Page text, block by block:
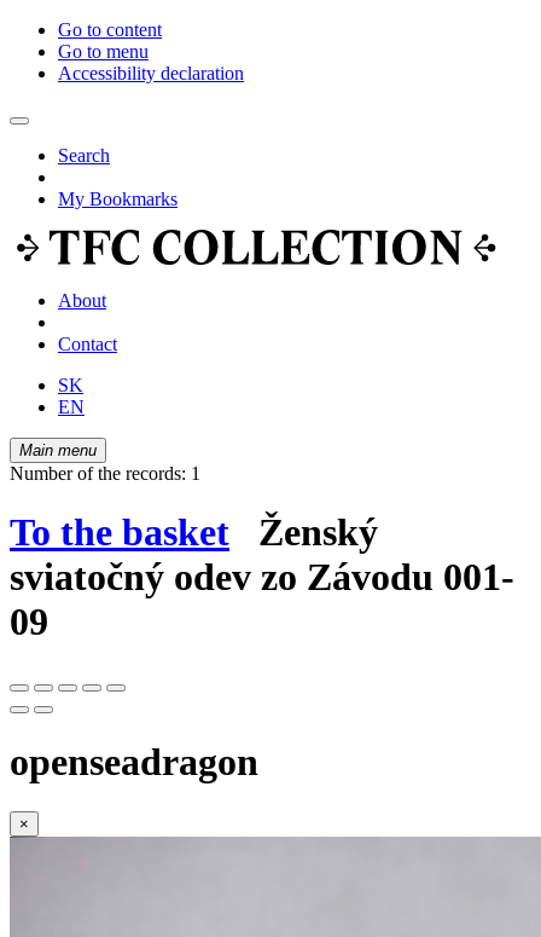
Go to content
Go to menu
Accessibility declaration
Search
My Bookmarks
About
Contact
SK
EN
Main menu
Number of the records: 1
To the basket Ženský
sviatočný odev zo Závodu 001-
09
openseadragon
×